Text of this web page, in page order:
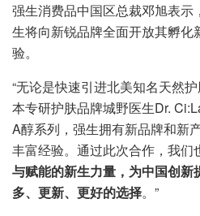
强生消费品中国区总裁邓旭表示
生将向新锐品牌全面开放其孵
验。
“无论是快速引进北美知名天然
本专研护肤品牌城野医生Dr.
A醇系列，强生拥有新品牌和新
丰富经验。通过此次合作，我们
与赋能的新生力量，为中国创
多、更新、更好的选择。”